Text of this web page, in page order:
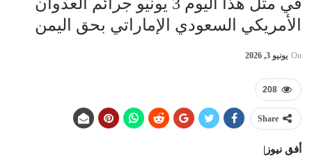
الأمريكي السعودي الإماراتي بحق اليمن
On يونيو 3, 2026
208
Share
أفق نيوز|